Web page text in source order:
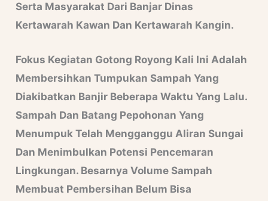
Serta Masyarakat Dari Banjar Dinas
Kertawarah Kawan Dan Kertawarah Kangin.
Fokus Kegiatan Gotong Royong Kali Ini Adalah
Membersihkan Tumpukan Sampah Yang
Diakibatkan Banjir Beberapa Waktu Yang Lalu.
Sampah Dan Batang Pepohonan Yang
Menumpuk Telah Mengganggu Aliran Sungai
Dan Menimbulkan Potensi Pencemaran
Lingkungan. Besarnya Volume Sampah
Membuat Pembersihan Belum Bisa